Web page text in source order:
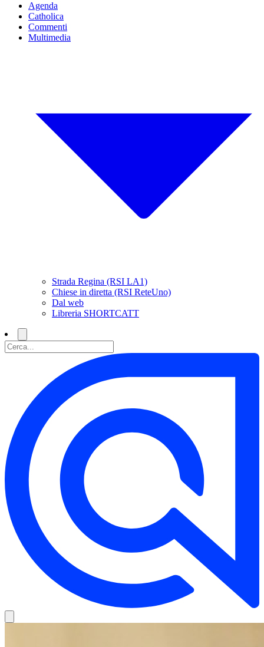
Agenda
Catholica
Commenti
Multimedia
Strada Regina (RSI LA1)
Chiese in diretta (RSI ReteUno)
Dal web
Libreria SHORTCATT